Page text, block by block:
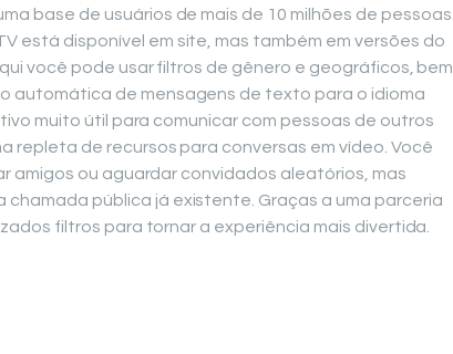
base de usuários de mais de 10 milhões de pessoas.
está disponível em site, mas também em versões do
você pode usar filtros de gênero e geográficos, bem
automática de mensagens de texto para o idioma
muito útil para comunicar com pessoas de outros
repleta de recursos para conversas em vídeo. Você
amigos ou aguardar convidados aleatórios, mas
chamada pública já existente. Graças a uma parceria
filtros para tornar a experiência mais divertida.